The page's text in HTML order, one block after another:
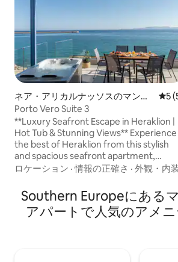
ネア・アリカルナッソスのマンシ
ョン・アパート
レ5
Porto Vero Suite 3
**Luxury Seafront Escape in Heraklion |
Hot Tub & Stunning Views** Experience
the best of Heraklion from this stylish
and spacious seafront apartment,
perfectly located on the city's famous
breathtaking sea views, enjoy
unforgettable sunsets from your
balcony, and unwind in the outdoor hot
ロケーション ·情報の正確さ · 外観・内
Southern Europeにある
アパートで人気のアメ